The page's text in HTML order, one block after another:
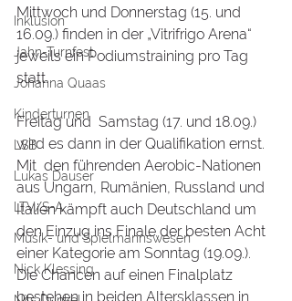
Inklusion
Jahn-Turnfest
Johanna Quaas
Kinderturnen
LSB
Lukas Dauser
LTV/S-A
Musik- und Spielmannswesen
Nick Klessing
Mittwoch und Donnerstag (15. und
16.09.) finden in der „Vitrifrigo Arena“
jeweils ein Podiumstraining pro Tag
statt.
Freitag und  Samstag (17. und 18.09.)
wird es dann in der Qualifikation ernst.
Mit  den führenden Aerobic-Nationen
aus Ungarn, Rumänien, Russland und
Italien kämpft auch Deutschland um
den Einzug ins Finale der besten Acht
einer Kategorie am Sonntag (19.09.).
Die Chancen auf einen Finalplatz
bestehen in beiden Altersklassen in